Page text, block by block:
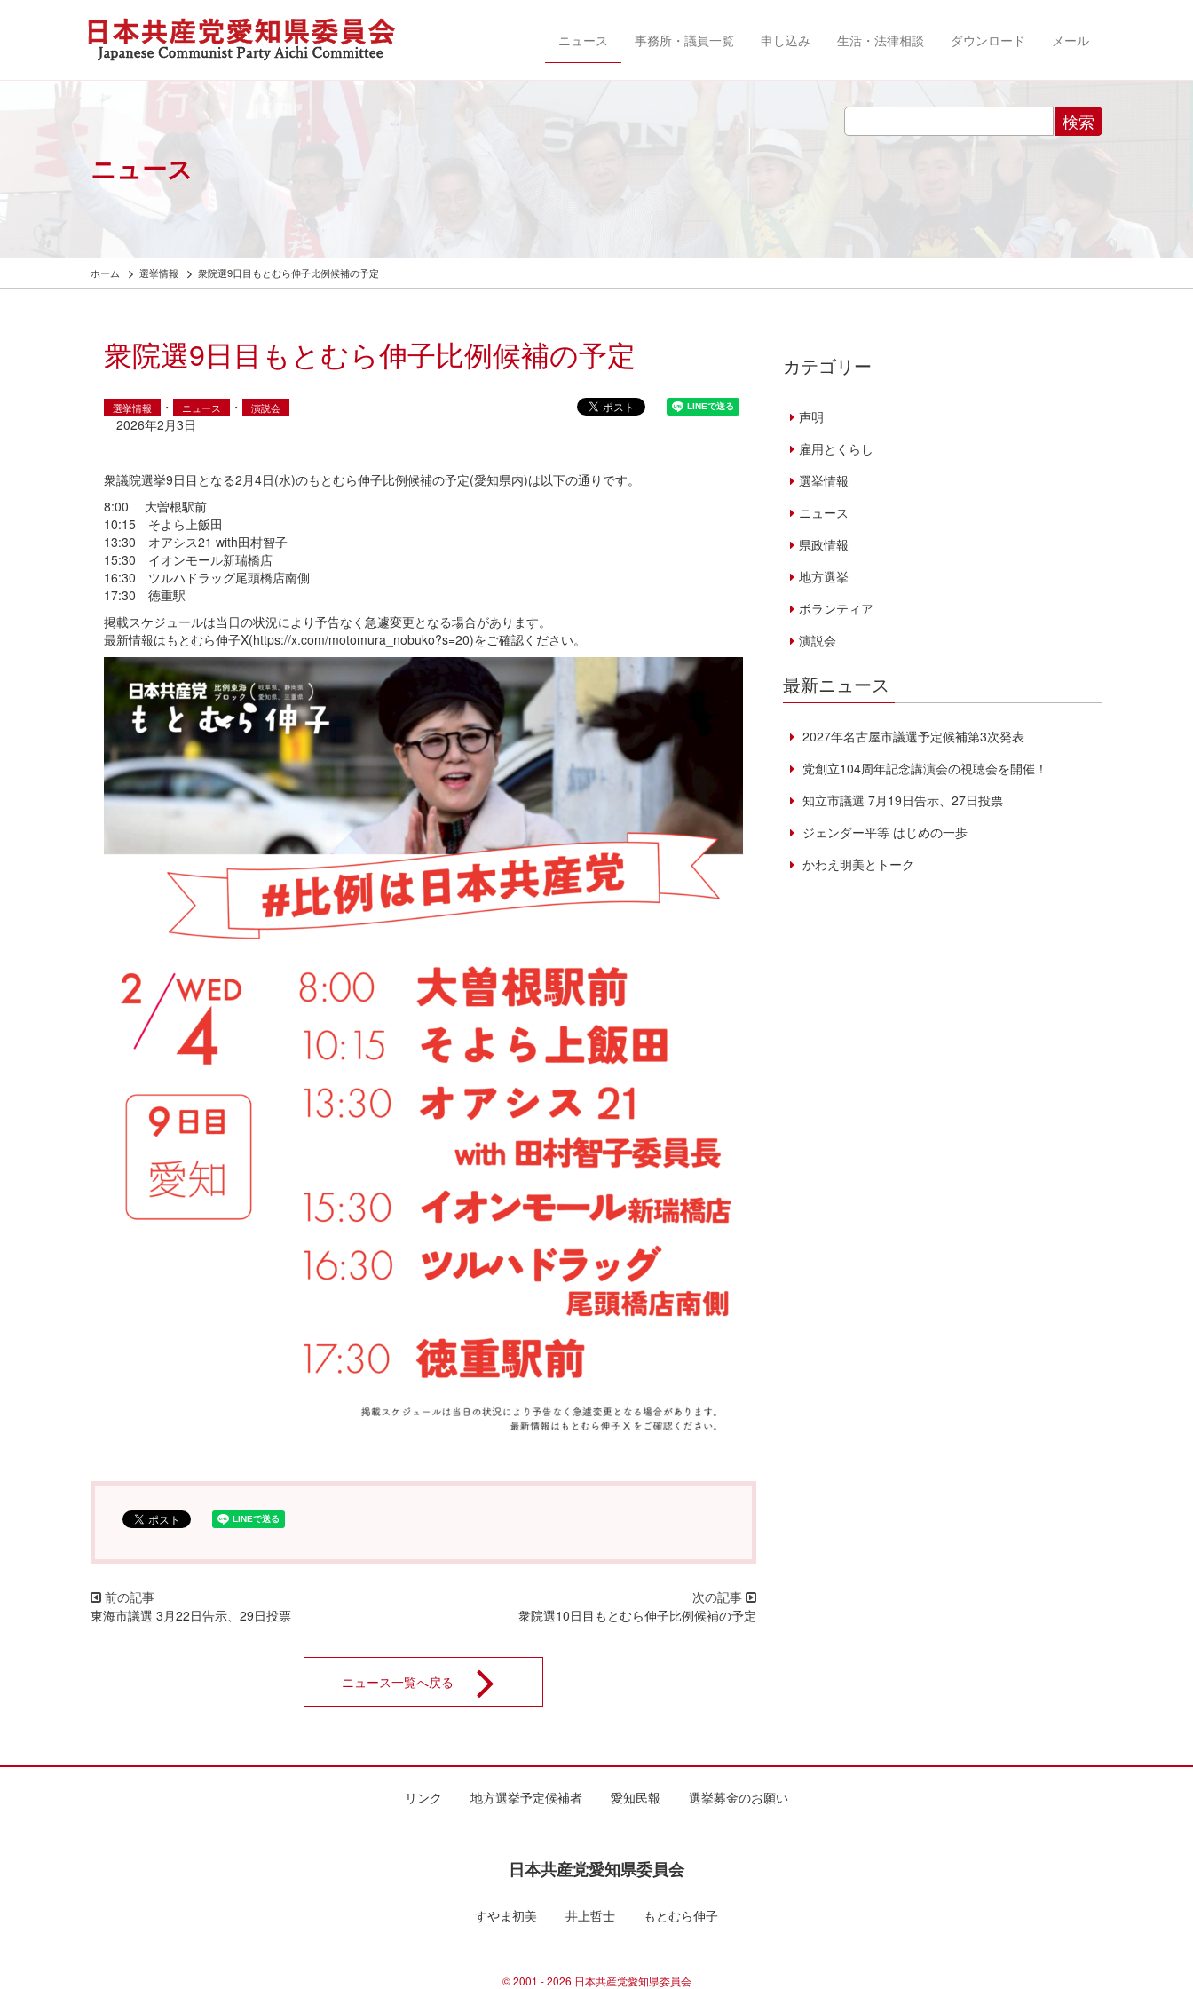
ニュース 事務所・議員一覧 申し込み 生活・法律相談 ダウンロード メール
ニュース
ホーム 選挙情報 衆院選9日目もとむら伸子比例候補の予定
衆院選9日目もとむら伸子比例候補の予定
選挙情報 ・ ニュース ・ 演説会
2026年2月3日
衆議院選挙9日目となる2月4日(水)のもとむら伸子比例候補の予定(愛知県内)は以下の通りです。
8:00 大曽根駅前
10:15 そよら上飯田
13:30 オアシス21 with田村智子
15:30 イオンモール新瑞橋店
16:30 ツルハドラッグ尾頭橋店南側
17:30 徳重駅
掲載スケジュールは当日の状況により予告なく急遽変更となる場合があります。
最新情報はもとむら伸子X(https://x.com/motomura_nobuko?s=20)をご確認ください。
東海市議選 3月22日告示、29日投票 衆院選10日目もとむら伸子比例候補の予定
ニュース一覧へ戻る
カテゴリー
声明
雇用とくらし
選挙情報
ニュース
県政情報
地方選挙
ボランティア
演説会
最新ニュース
2027年名古屋市議選予定候補第3次発表
党創立104周年記念講演会の視聴会を開催！
知立市議選 7月19日告示、27日投票
ジェンダー平等 はじめの一歩
かわえ明美とトーク
リンク 地方選挙予定候補者 愛知民報 選挙募金のお願い
日本共産党愛知県委員会
すやま初美 井上哲士 もとむら伸子
© 2001 - 2026 日本共産党愛知県委員会